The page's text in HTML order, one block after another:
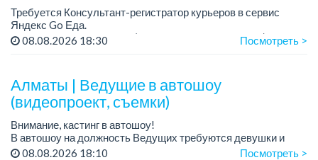
Требуется Консультант-регистратор курьеров в сервис
Яндекс Go Еда.
Условия: работа в офисе (Абылай хана - Макатаева).
08.08.2026 18:30 Посмотреть >
Алматы | Ведущие в автошоу
(видеопроект, съемки)
Внимание, кастинг в автошоу!
В автошоу на должность Ведущих требуются девушки и
парни. А также авто эксперты и авто перекупы.
08.08.2026 18:10 Посмотреть >